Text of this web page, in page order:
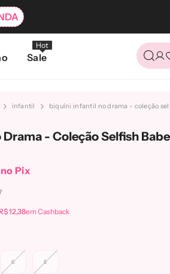
Sale
Hot
infantil biquíni infantil no drama - coleção
- Coleção Selfish Babe
Pix
12,38em Cashback
6 8